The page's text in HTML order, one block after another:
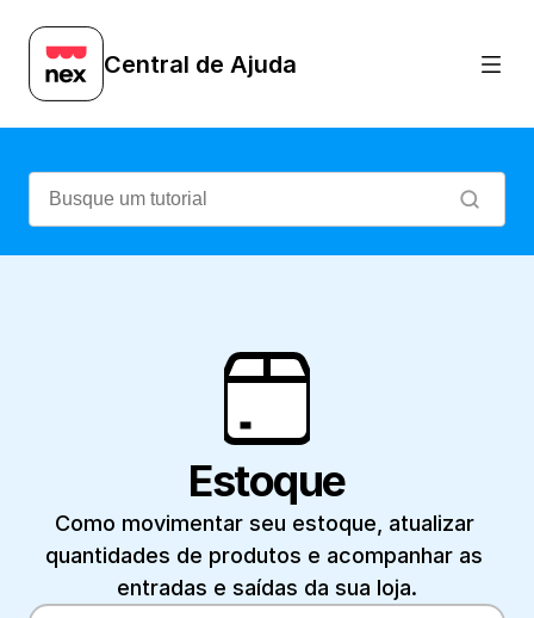
Central de Ajuda
Estoque
Como movimentar seu estoque, atualizar
quantidades de produtos e acompanhar as
entradas e saídas da sua loja.